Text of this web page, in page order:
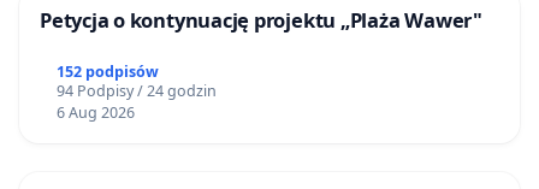
Petycja o kontynuację projektu „Plaża Wawer"
152 podpisów
94 Podpisy / 24 godzin
6 Aug 2026